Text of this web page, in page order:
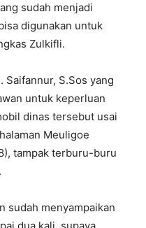
sudah menjadi
digunakan untuk
Zulkifli.
Saifannur, S.Sos yang
untuk keperluan
dinas tersebut usai
Meuligoe
tampak terburu-buru
sudah menyampaikan